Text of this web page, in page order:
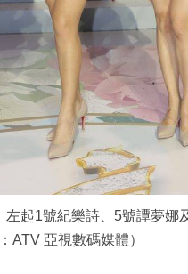
左起1號紀樂詩、5號譚夢娜
ATV 亞視數碼媒體）